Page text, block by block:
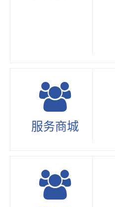
服务商城